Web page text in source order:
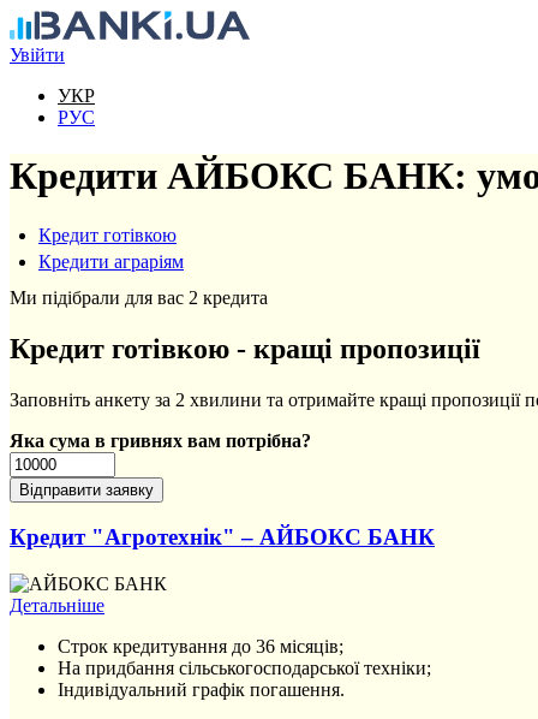
Перейти до основного вмісту
Увійти
УКР
РУС
Кредити АЙБОКС БАНК:
Кредит готівкою
Кредити аграріям
Ми підібрали для вас 2 кредита
Кредит готівкою - кращі пропозиції
Заповніть анкету за 2 хвилини та отримайте кращі
Яка сума в гривнях вам потрібна?
Кредит "Агротехнік" – АЙБОКС БАНК
Детальніше
Строк кредитування до 36 місяців;
На придбання сільськогосподарської техніки;
Індивідуальний графік погашення.